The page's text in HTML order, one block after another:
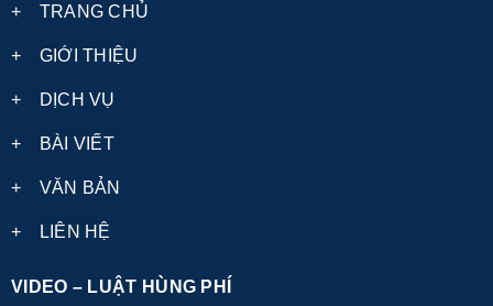
+ TRANG CHỦ
+ GIỚI THIỆU
+ DỊCH VỤ
+ BÀI VIẾT
+ VĂN BẢN
+ LIÊN HỆ
VIDEO – LUẬT HÙNG PHÍ